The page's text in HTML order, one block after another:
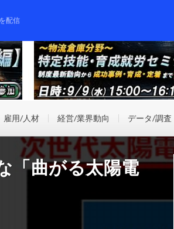
配信
雇用/人材 経営/業界動向 データ/調査
「曲がる太陽電